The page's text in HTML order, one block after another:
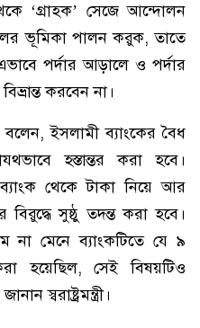
‘গ্রাহক’ সেজে আন্দোলন
ভূমিকা পালন করুক, তাতে
পর্দার আড়ালে ও পর্দার
করবেন না।
বলেন, ইসলামী ব্যাংকের বৈধ
হস্তান্তর করা হবে।
থেকে টাকা নিয়ে আর
সুষ্ঠু তদন্ত করা হবে।
মেনে ব্যাংকটিতে যে ৯
হয়েছিল, সেই বিষয়টিও
স্বরাষ্ট্রমন্ত্রী।